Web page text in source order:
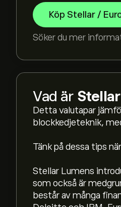
Köp Stellar /
Söker du mer
Vad är
Detta valutapar
blockkedjeteknik,
Tänk på dessa tips
Stellar Lumens
som också är
består av många
Det aktuella priset